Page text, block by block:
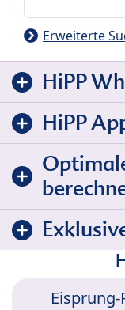
Erweiterte
HiPP
HiPP